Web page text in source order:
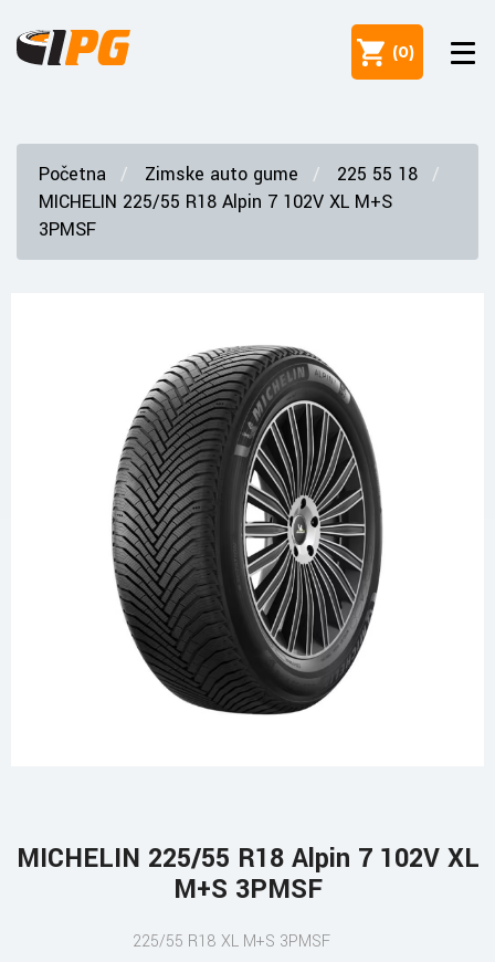
(0)
Početna Zimske auto gume
225 55 18
MICHELIN 225/55 R18 Alpin 7 102V XL M+S
3PMSF
MICHELIN 225/55 R18 Alpin 7 102V XL
M+S 3PMSF
225/55 R18 XL M+S 3PMSF